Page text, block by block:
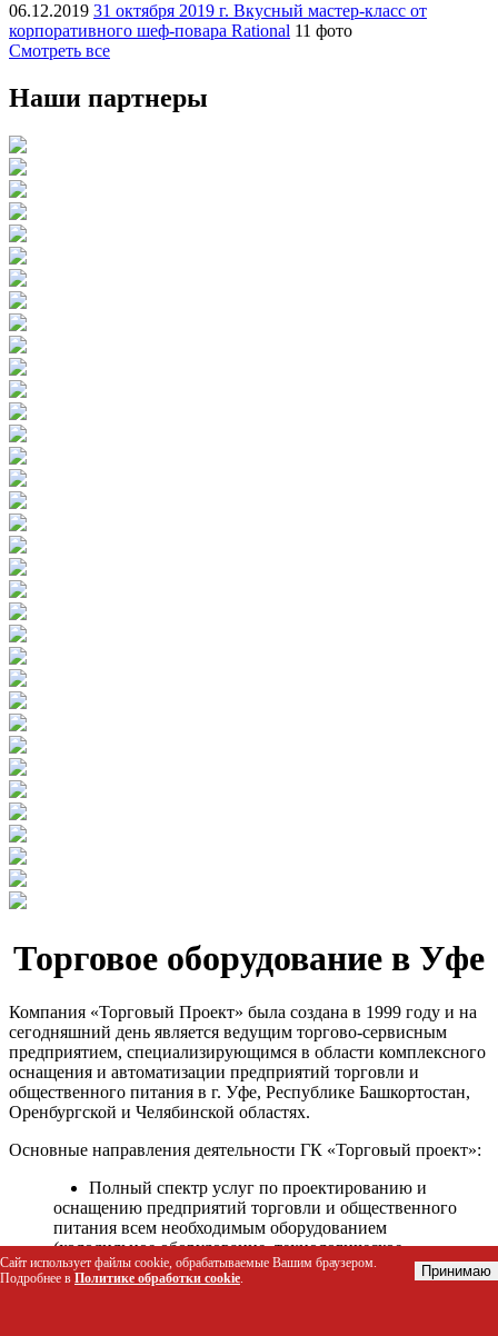
06.12.2019 31 октября 2019 г. Вкусный мастер-класс от
корпоративного шеф-повара Rational 11 фото
Смотреть все
Наши партнеры
Торговое оборудование в Уфе
Компания «Торговый Проект» была создана в 1999 году и на
сегодняшний день является ведущим торгово-сервисным
предприятием, специализирующимся в области комплексного
оснащения и автоматизации предприятий торговли и
общественного питания в г. Уфе, Республике Башкортостан,
Оренбургской и Челябинской областях.
Основные направления деятельности ГК «Торговый проект»:
Полный спектр услуг по проектированию и
оснащению предприятий торговли и общественного
питания всем необходимым оборудованием
(холодильное оборудование, технологическое
оборудование, стеллажное оборудование и т.д.);
Автоматизация торговых процессов и внедрения
Сайт использует файлы cookie, обрабатываемые Вашим браузером.
Подробнее в Политике обработки cookie. Принимаю